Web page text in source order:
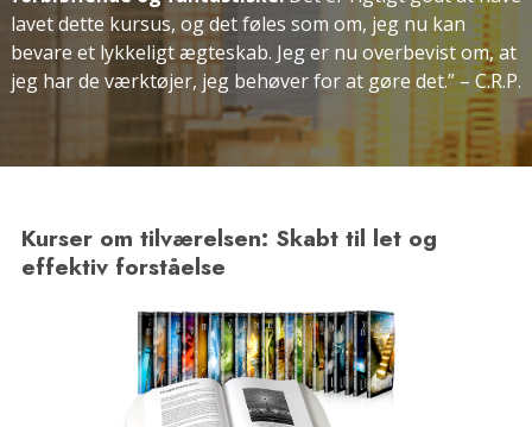
lavet dette kursus, og det føles som om, jeg nu kan
bevare et lykkeligt ægteskab. Jeg er nu overbevist om, at
jeg har de værktøjer, jeg behøver for at gøre det.”– C.R.P.
Kurser om tilværelsen: Skabt til let og
effektiv forståelse